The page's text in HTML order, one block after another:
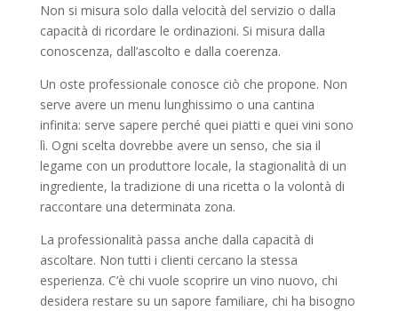
Non si misura solo dalla velocità del servizio o dalla
capacità di ricordare le ordinazioni. Si misura dalla
conoscenza, dall’ascolto e dalla coerenza.
Un oste professionale conosce ciò che propone. Non
serve avere un menu lunghissimo o una cantina
infinita: serve sapere perché quei piatti e quei vini sono
lì. Ogni scelta dovrebbe avere un senso, che sia il
legame con un produttore locale, la stagionalità di un
ingrediente, la tradizione di una ricetta o la volontà di
raccontare una determinata zona.
La professionalità passa anche dalla capacità di
ascoltare. Non tutti i clienti cercano la stessa
esperienza. C’è chi vuole scoprire un vino nuovo, chi
desidera restare su un sapore familiare, chi ha bisogno